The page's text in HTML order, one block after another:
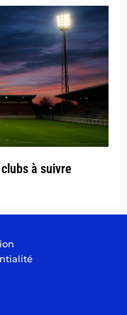
à suivre